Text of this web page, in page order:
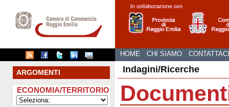
HOME CHI SIAMO CONTATTACI
ARGOMENTI
ECONOMIA/TERRITORIO
Indagini/Ricerche